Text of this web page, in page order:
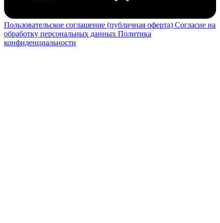
Пользовательское соглашение (публичная оферта) Согласие на
обработку персональных данных Политика
конфиденциальности